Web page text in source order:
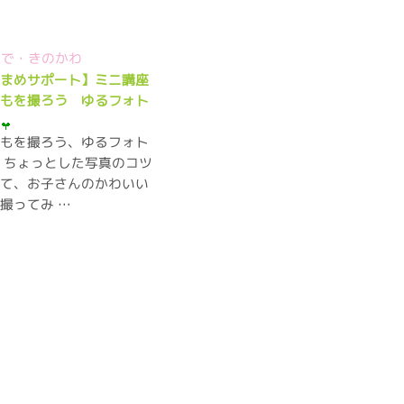
・きのかわ
めサポート】ミニ講座
を撮ろう ゆるフォト
を撮ろう、ゆるフォト
ょっとした写真のコツ
、お子さんのかわいい
ってみ …